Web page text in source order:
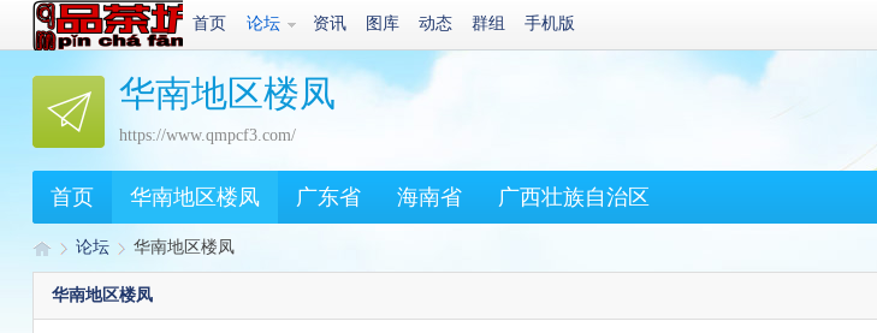
首页 论坛 资讯 图库 动态 群组 手机版
华南地区楼凤
https://www.qmpcf3.com/
首页 华南地区楼凤 广东省 海南省 广西壮族自治区
论坛 华南地区楼凤
华南地区楼凤